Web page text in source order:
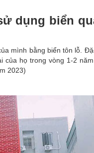
dụng biển
mình bằng biển tôn lỗ.
của họ trong vòng 1-2
2023)